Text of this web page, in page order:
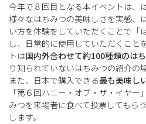
今年で８回目となる本イベントは、
様々なはちみつの美味しさを実感、
い方を体験をしていただくことで「
し、日常的に使用していただくこと
トは国内外合わせて約100種類のは
り知られていないはちみつの紹介の
また、日本で購入できる最も美味し
「第６回ハニー・オブ・ザ・イヤ
みつを来場者に食べて投票してもら
します。